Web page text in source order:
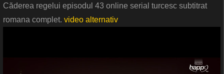
Căderea regelui episodul 43 online serial turcesc subtitrat
romana complet. video alternativ